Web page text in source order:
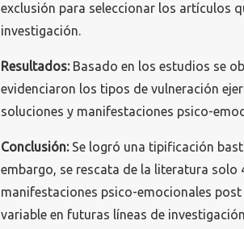
exclusión para seleccionar los artículos
investigación.
Resultados:Basado en los estudios se
evidenciaron los tipos de vulneración
soluciones y manifestaciones psico-
Conclusión:Se logró una tipificación
embargo, se rescata de la literatura solo
manifestaciones psico-emocionales
variable en futuras líneas de